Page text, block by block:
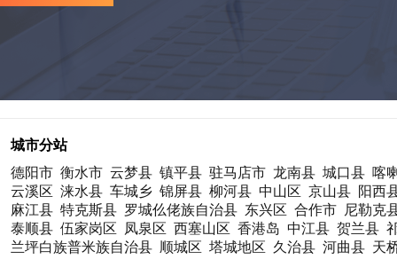
城市分站
德阳市 衡水市 云梦县 镇平县 驻马店市 龙南县 城口县 喀
云溪区 涞水县 车城乡 锦屏县 柳河县 中山区 京山县 阳西
麻江县 特克斯县 罗城仫佬族自治县 东兴区 合作市 尼勒克
泰顺县 伍家岗区 凤泉区 西塞山区 香港岛 中江县 贺兰县
兰坪白族普米族自治县 顺城区 塔城地区 久治县 河曲县 天